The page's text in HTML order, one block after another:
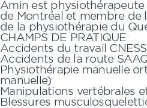
Amin est
de Montréal et membre de
de la physiothérapie du
CHAMPS DE PRATIQUE
Accidents du travail
Accidents de la route
Physiothérapie manuelle
manuelle)
Manipulations vertébrales
Blessures